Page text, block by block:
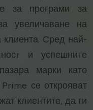
за програми за
увеличаване на
клиента. Сред най-
и успешните
марки като
се открояват
клиентите, да ги